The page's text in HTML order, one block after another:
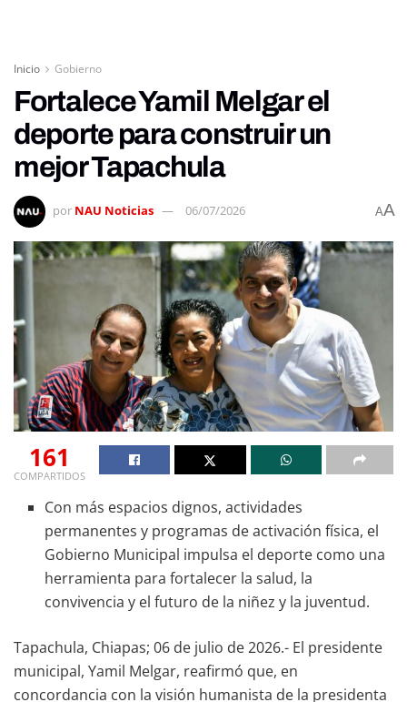
Inicio Gobierno
Fortalece Yamil Melgar el
deporte para construir un
mejor Tapachula
por NAU Noticias 06/07/2026 AA
161
COMPARTIDOS
Con más espacios dignos, actividades
permanentes y programas de activación física, el
Gobierno Municipal impulsa el deporte como una
herramienta para fortalecer la salud, la
convivencia y el futuro de la niñez y la juventud.
Tapachula, Chiapas; 06 de julio de 2026.- El presidente
municipal, Yamil Melgar, reafirmó que, en
concordancia con la visión humanista de la presidenta